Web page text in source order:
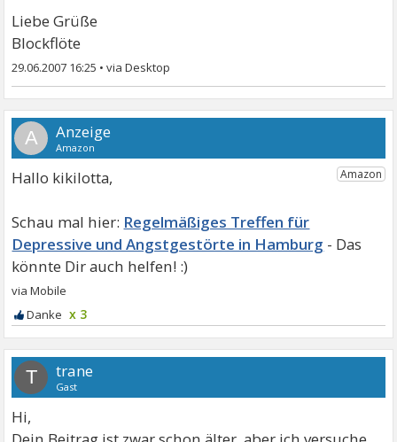
Liebe Grüße
Blockflöte
29.06.2007 16:25 •
A
Hallo kikilotta,
Regelmäßiges Treffen für
Depressive und Angstgestörte in Hamburg
x 3
T trane
Gast
Hi,